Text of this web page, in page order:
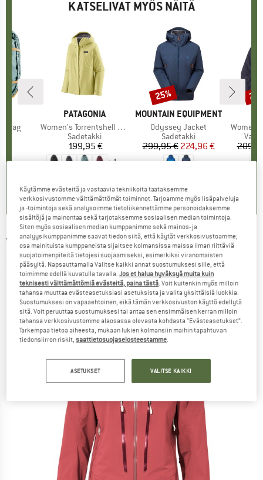
KATSELIVAT MYÖS NÄITÄ
Bag
MERKKI
PATAGONIA
Tuote
Women's Torrentshell 3L Jacket
Tuoteryhmä
Sadetakki
Hinta
199,95 €
+ 4
MERKKI
MOUNTAIN EQUIPMENT
Tuote
Odyssey Jacket
Tuoteryhmä
Sadetakki
Hinta
299,95 €Alennettu hinta
224,96 €
Alennus
25%
Tuote
VAUDE -Women's Monviso 3L Jacket -
Sadetakki
(0)
Käytämme evästeitä ja vastaavia tekniikoita taataksemme
verkkosivustomme välttämättömät toiminnot. Tarjoamme myös lisäpalveluja
ja -toimintoja sekä analysoimme tietoliikennettämme personoidaksemme
sisältöjä ja mainontaa sekä tarjotaksemme sosiaalisen median toimintoja.
Siten myös sosiaalisen median kumppanimme sekä mainos- ja
analyysikumppanimme saavat tiedon siitä, että käytät verkkosivustoamme;
osa mainituista kumppaneista sijaitsee kolmansissa maissa ilman riittäviä
suojatoimenpiteitä tietojesi suojaamiseksi, esimerkiksi viranomaisten
pääsyltä. Napsauttamalla Valitse kaikki annat suostumuksesi sille, että
toimimme edellä kuvatulla tavalla.Jos et halua hyväksyä muita kuin
teknisesti välttämättömiä evästeitä, paina tästä . Voit kuitenkin myös milloin
tahansa muuttaa evästeasetuksiasi asetuksista ja valita yksittäisiä luokkia.
Suostumuksesi on vapaaehtoinen, eikä tämän verkkosivuston käyttö edellytä
sitä. Voit peruuttaa suostumuksesi tai antaa sen ensimmäisen kerran milloin
tahansa verkkosivustomme alaosassa olevasta kohdasta ”Evästeasetukset”.
Tarkempaa tietoa aiheesta, mukaan lukien kolmansiin maihin tapahtuvan
tiedonsiirron riskit,saattietosuojaselosteestamme
ASETUKSET VALITSE KAIKKI